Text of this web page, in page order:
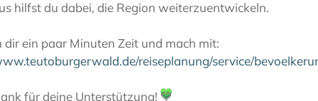
hilfst du dabei, die Region weiterzuentwickeln.
dir ein paar Minuten Zeit und mach mit:
reiseplanung/service/
für deine Unterstützung! 💚